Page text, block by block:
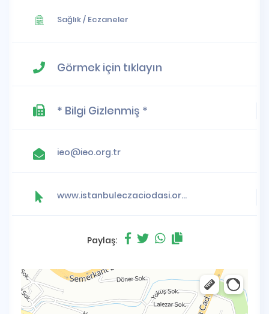
Sağlık/ Eczaneler
Görmek için tıklayın
* Bilgi Gizlenmiş *
ieo@ieo.org.tr
www.istanbuleczaciodasi.org.tr
Paylaş: